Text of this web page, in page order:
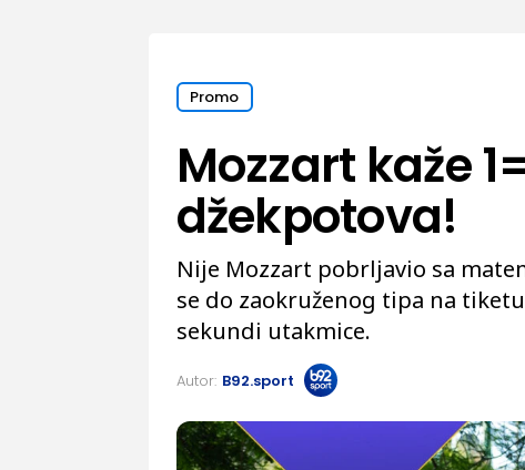
Promo
Mozzart kaže
džekpotova!
Nije Mozzart pobrljavio sa
se do zaokruženog tipa na
sekundi utakmice.
Autor: B92.sport